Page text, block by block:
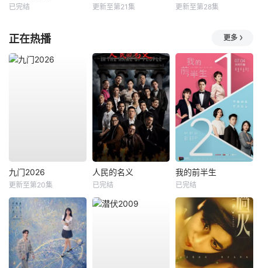
已完结 更新至第21集 更新至第28集
正在热播 更多
九门2026
更新至第20集
人民的名义
已完结
我的前半生
已完结